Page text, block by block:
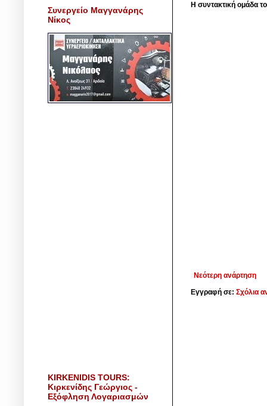
Η συντακτική ομάδα
Νεότερη ανάρτηση
Εγγραφή σε: Σχόλια
Συνεργείο Μαγγανάρης
Νίκος
KIRKENIDIS TOURS:
Κιρκενίδης Γεώργιος -
Εξόφληση Λογαριασμών